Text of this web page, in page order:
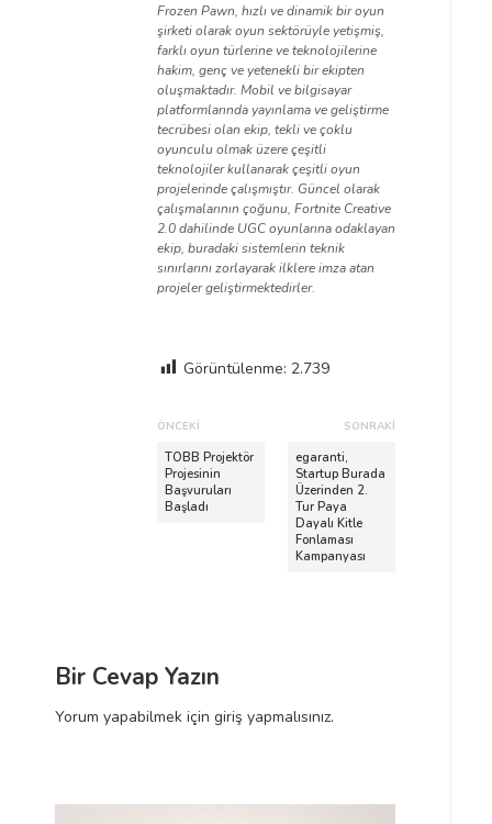
Frozen Pawn, hızlı ve dinamik bir oyun
şirketi olarak oyun sektörüyle yetişmiş,
farklı oyun türlerine ve teknolojilerine
hakim, genç ve yetenekli bir ekipten
oluşmaktadır. Mobil ve bilgisayar
platformlarında yayınlama ve geliştirme
tecrübesi olan ekip, tekli ve çoklu
oyunculu olmak üzere çeşitli
teknolojiler kullanarak çeşitli oyun
projelerinde çalışmıştır. Güncel olarak
çalışmalarının çoğunu, Fortnite Creative
2.0 dahilinde UGC oyunlarına odaklayan
ekip, buradaki sistemlerin teknik
sınırlarını zorlayarak ilklere imza atan
projeler geliştirmektedirler.
Görüntülenme: 2.739
Y
a
z
ş
m
ÖNCEKI
Ö
n
TOBB Projektör
Projesinin
Başvuruları
Başladı
SONRAKI
S
o
n
a
egaranti,
Startup Burada
Üzerinden 2.
Tur Paya
Dayalı Kitle
Fonlaması
Kampanyası
Bir Cevap Yazın
Yorum yapabilmek için giriş yapmalısınız.